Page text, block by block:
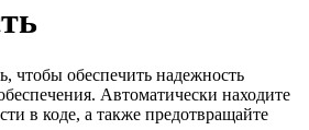
чтобы обеспечить надежность
Автоматически находите
в коде, а также предотвращайте